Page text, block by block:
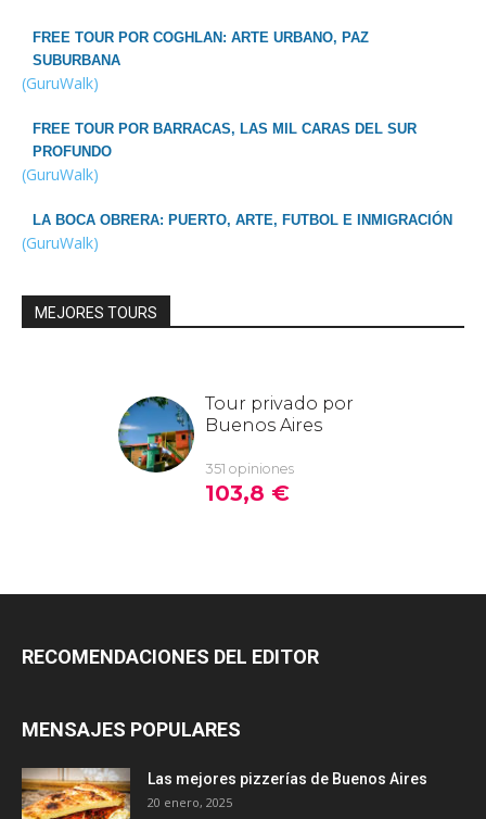
FREE TOUR POR COGHLAN: ARTE URBANO, PAZ
SUBURBANA
(GuruWalk)
FREE TOUR POR BARRACAS, LAS MIL CARAS DEL SUR
PROFUNDO
(GuruWalk)
LA BOCA OBRERA: PUERTO, ARTE, FUTBOL E INMIGRACIÓN
(GuruWalk)
MEJORES TOURS
RECOMENDACIONES DEL EDITOR
MENSAJES POPULARES
Las mejores pizzerías de Buenos Aires
20 enero, 2025